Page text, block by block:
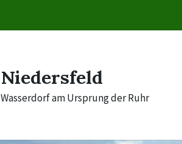
Niedersfeld
Wasserdorf am Ursprung der Ruhr